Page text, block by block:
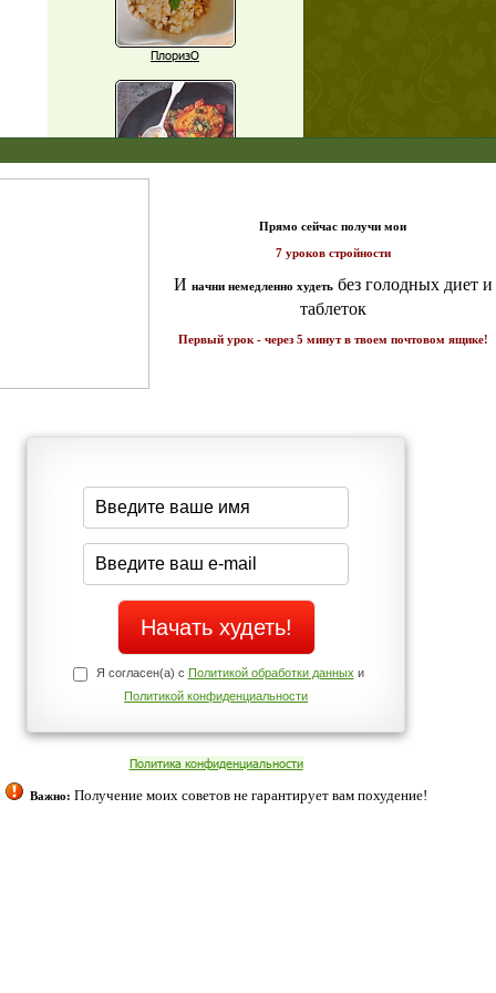
ПлоризО
Еще рецепты
середине дня?
Нет
Телефоны службы поддержки
+7 (909) 421-77-27
cookies. Оставаясь с нами, вы соглашаетесь с нашей
Согласен